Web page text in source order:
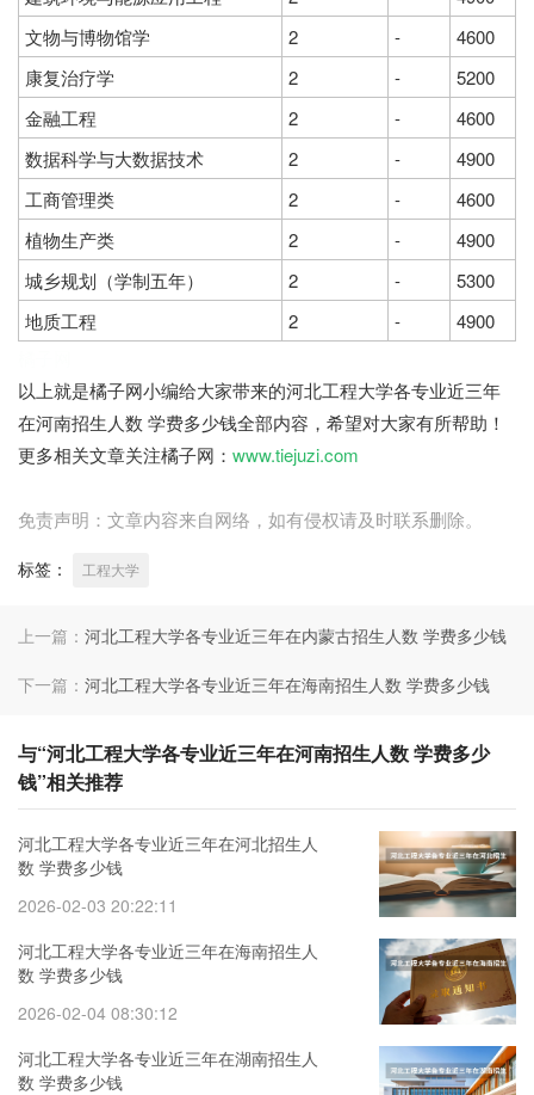
文物与博物馆学
2 -
4600
康复治疗学
2 -
5200
金融工程
2 -
4600
数据科学与大数据技术
2 -
4900
工商管理类
2 -
4600
植物生产类
2 -
4900
城乡规划（学制五年）
2 -
5300
地质工程
2 -
4900
以上就是橘子网小编给大家带来的河北工程大学各专业近三年
在河南招生人数 学费多少钱全部内容，希望对大家有所帮助！
更多相关文章关注橘子网： www.tiejuzi.com
免责声明：文章内容来自网络，如有侵权请及时联系删除。
标签： 工程大学
上一篇： 河北工程大学各专业近三年在内蒙古招生人数 学费多少钱
下一篇： 河北工程大学各专业近三年在海南招生人数 学费多少钱
与“河北工程大学各专业近三年在河南招生人数 学费多少
钱”相关推荐
河北工程大学各专业近三年在河北招生人
数 学费多少钱
2026-02-03 20:22:11
河北工程大学各专业近三年在海南招生人
数 学费多少钱
2026-02-04 08:30:12
河北工程大学各专业近三年在湖南招生人
数 学费多少钱